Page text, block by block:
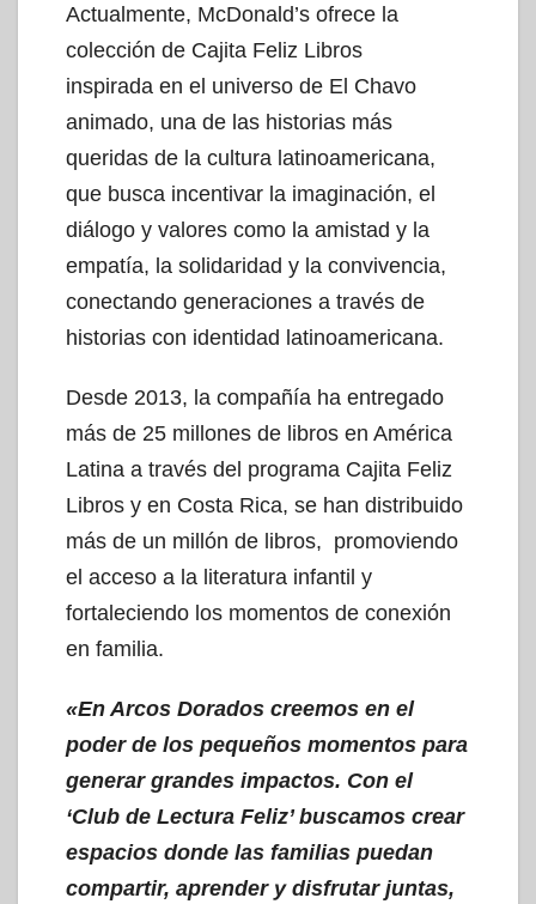
Actualmente, McDonald’s ofrece la
colección de Cajita Feliz Libros
inspirada en el universo de El Chavo
animado, una de las historias más
queridas de la cultura latinoamericana,
que busca incentivar la imaginación, el
diálogo y valores como la amistad y la
empatía, la solidaridad y la convivencia,
conectando generaciones a través de
historias con identidad latinoamericana.
Desde 2013, la compañía ha entregado
más de 25 millones de libros en América
Latina a través del programa Cajita Feliz
Libros y en Costa Rica, se han distribuido
más de un millón de libros, promoviendo
el acceso a la literatura infantil y
fortaleciendo los momentos de conexión
en familia.
«En Arcos Dorados creemos en el
poder de los pequeños momentos para
generar grandes impactos. Con el
‘Club de Lectura Feliz’ buscamos crear
espacios donde las familias puedan
compartir, aprender y disfrutar juntas,